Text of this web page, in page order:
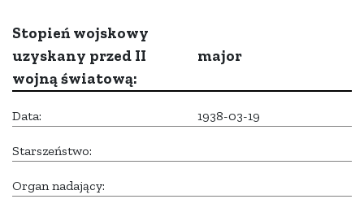
Stopień wojskowy
uzyskany przed II
wojną światową:
major
Data: 1938-03-19
Starszeństwo:
Organ nadający: